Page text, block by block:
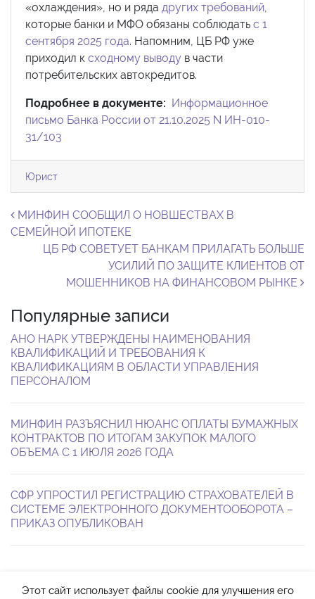
«охлаждения», но и ряда других требований,
которые банки и МФО обязаны соблюдать с 1
сентября 2025 года. Напомним, ЦБ РФ уже
приходил к сходному выводу в части
потребительских автокредитов.
Подробнее в документе: Информационное
письмо Банка России от 21.10.2025 N ИН-010-
31/103
Юрист
Навигация по записям
МИНФИН СООБЩИЛ О НОВШЕСТВАХ В
СЕМЕЙНОЙ ИПОТЕКЕ
ЦБ РФ СОВЕТУЕТ БАНКАМ ПРИЛАГАТЬ БОЛЬШЕ
УСИЛИЙ ПО ЗАЩИТЕ КЛИЕНТОВ ОТ
МОШЕННИКОВ НА ФИНАНСОВОМ РЫНКЕ
Популярные записи
АНО НАРК УТВЕРЖДЕНЫ НАИМЕНОВАНИЯ
КВАЛИФИКАЦИЙ И ТРЕБОВАНИЯ К
КВАЛИФИКАЦИЯМ В ОБЛАСТИ УПРАВЛЕНИЯ
ПЕРСОНАЛОМ
МИНФИН РАЗЪЯСНИЛ НЮАНС ОПЛАТЫ БУМАЖНЫХ
КОНТРАКТОВ ПО ИТОГАМ ЗАКУПОК МАЛОГО
ОБЪЕМА С 1 ИЮЛЯ 2026 ГОДА
СФР УПРОСТИЛ РЕГИСТРАЦИЮ СТРАХОВАТЕЛЕЙ В
СИСТЕМЕ ЭЛЕКТРОННОГО ДОКУМЕНТООБОРОТА –
ПРИКАЗ ОПУБЛИКОВАН
Этот сайт использует файлы cookie для улучшения его